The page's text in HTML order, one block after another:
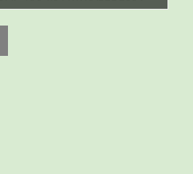
400 1.5 MTR KABEL 230V
800 1.5 MTR KABEL 230V